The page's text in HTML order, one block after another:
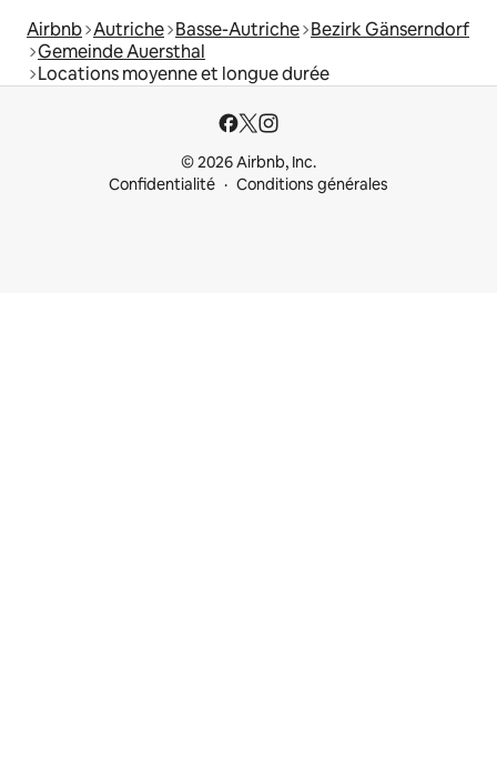
Airbnb Autriche Basse-Autriche Bezirk Gänserndorf
Gemeinde Auersthal
Locations moyenne et longue durée
© 2026 Airbnb, Inc.
Confidentialité
Conditions générales